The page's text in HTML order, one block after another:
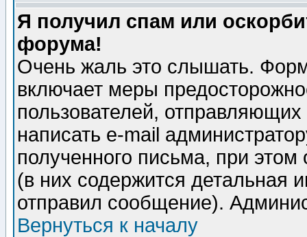
Я получил спам или
форума!
Очень жаль это слышать.
включает меры
пользователей,
написать e-mail
полученного письма, при этом
(в них содержится детальная
отправил сообщение).
Вернуться к началу